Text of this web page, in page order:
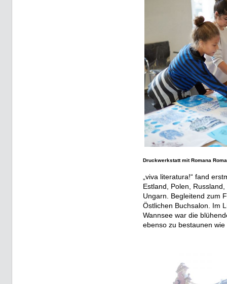
Druckwerkstatt mit Romana
„viva literatura!“ fand
Estland, Polen,
Ungarn. Begleitend zum
Östlichen Buchsalon. Im
Wannsee war die
ebenso zu bestaunen